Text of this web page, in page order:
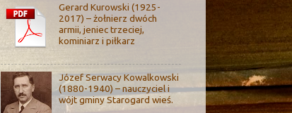
Gerard Kurowski (1925-
2017) – żołnierz dwóch
armii, jeniec trzeciej,
kominiarz i piłkarz
Józef Serwacy Kowalkowski
(1880-1940) – nauczyciel i
wójt gminy Starogard wieś.